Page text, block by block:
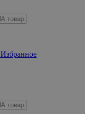
Избранное